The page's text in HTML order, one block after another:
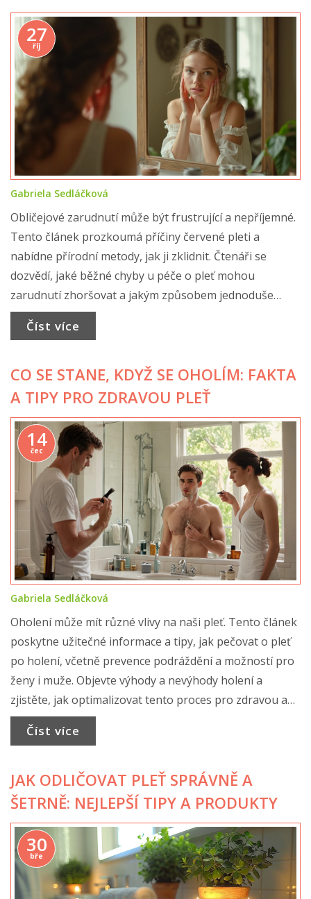
27
říj
Gabriela Sedláčková
Obličejové zarudnutí může být frustrující a nepříjemné.
Tento článek prozkoumá příčiny červené pleti a
nabídne přírodní metody, jak ji zklidnit. Čtenáři se
dozvědí, jaké běžné chyby u péče o pleť mohou
zarudnutí zhoršovat a jakým způsobem jednoduše
upravit svůj režim péče. Praktické tipy přispějí ke
zdravější a klidnější pleti.
Číst více
CO SE STANE, KDYŽ SE OHOLÍM: FAKTA
A TIPY PRO ZDRAVOU PLEŤ
14
čec
Gabriela Sedláčková
Oholení může mít různé vlivy na naši pleť. Tento článek
poskytne užitečné informace a tipy, jak pečovat o pleť
po holení, včetně prevence podráždění a možností pro
ženy i muže. Objevte výhody a nevýhody holení a
zjistěte, jak optimalizovat tento proces pro zdravou a
krásnou pokožku.
Číst více
JAK ODLIČOVAT PLEŤ SPRÁVNĚ A
ŠETRNĚ: NEJLEPŠÍ TIPY A PRODUKTY
30
bře